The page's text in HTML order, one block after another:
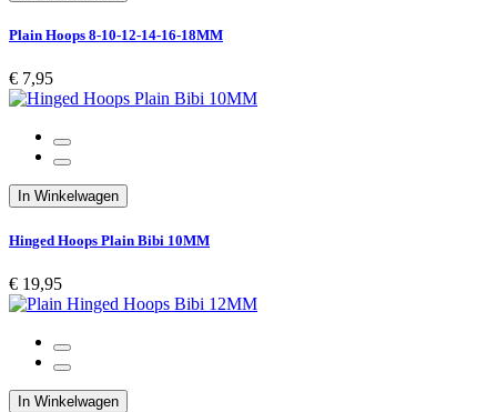
Plain Hoops 8-10-12-14-16-18MM
€ 7,95
In Winkelwagen
Hinged Hoops Plain Bibi 10MM
€ 19,95
In Winkelwagen